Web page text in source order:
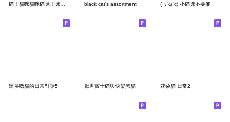
black cat's assortment (っ´ω`c) 小貓咪不要催
黑嚕嚕貓的日常對話5 厭世賓士貓與快樂黑貓 花朵貓 日常2